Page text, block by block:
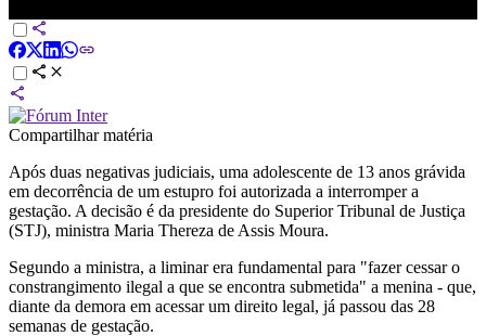
Compartilhar matéria
Após duas negativas judiciais, uma adolescente de 13 anos grávida
em decorrência de um estupro foi autorizada a interromper a
gestação. A decisão é da presidente do Superior Tribunal de Justiça
(STJ), ministra Maria Thereza de Assis Moura.
Segundo a ministra, a liminar era fundamental para "fazer cessar o
constrangimento ilegal a que se encontra submetida" a menina - que,
diante da demora em acessar um direito legal, já passou das 28
semanas de gestação.